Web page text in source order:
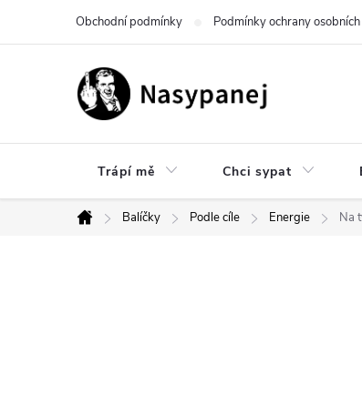
Obchodní podmínky Podmínky ochrany
Trápí mě Chci sypat
Domů
Balíčky Podle cíle Energie Na